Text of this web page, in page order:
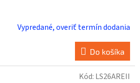
Vypredané, overiť termín dodania
Do košíka
Kód: LS26AREII